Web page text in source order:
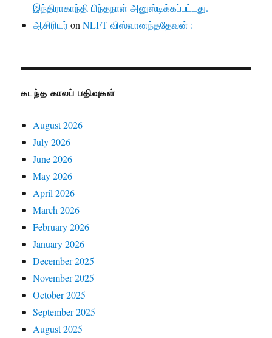
இந்திராகாந்தி பிந்தநாள் அனுஸ்டிக்கப்பட்டது.
ஆசிரியர்onNLFT விஸ்வானந்ததேவன் :
கடந்த காலப் பதிவுகள்
August 2026
July 2026
June 2026
May 2026
April 2026
March 2026
February 2026
January 2026
December 2025
November 2025
October 2025
September 2025
August 2025